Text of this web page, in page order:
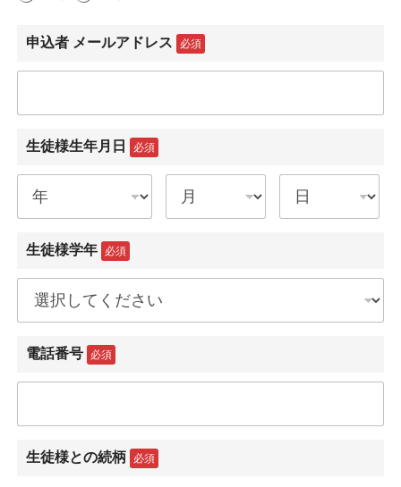
申込者 メールアドレス 必須
生徒様生年月日 必須
生徒様学年 必須
電話番号 必須
生徒様との続柄 必須